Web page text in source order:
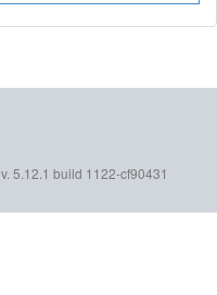
v. 5.12.1 build 1122-cf90431